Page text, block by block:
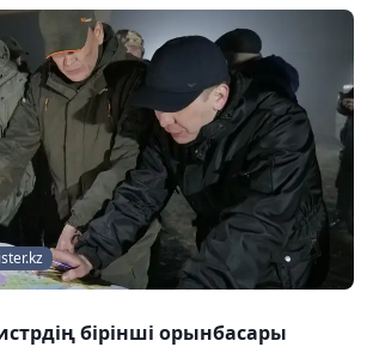
бірінші орынбасары